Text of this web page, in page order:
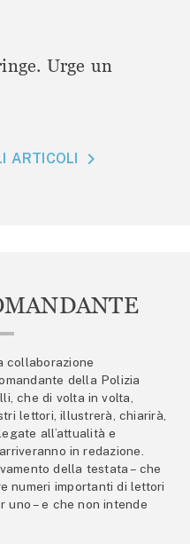
Urge un
ARTICOLI
collaborazione
della Polizia
che di volta in volta,
lettori, illustrerà, chiarirà,
all’attualità e
in redazione.
della testata – che
numeri importanti di lettori
uno – e che non intende